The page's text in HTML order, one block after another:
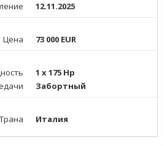
12.11.2025
Цена 73 000 EUR
1 x 175 Hp
Забортный
Италия